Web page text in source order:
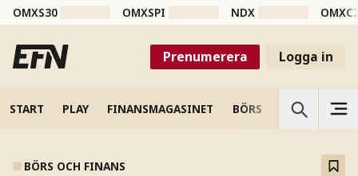
OMXS30 OMXSPI NDX
Prenumerera Logga in
START PLAY FINANSMAGASINET BÖRS VETENSKAP
BÖRS OCH FINANS